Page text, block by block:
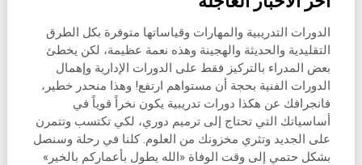
الدورات التدريبية والمهارات وقياساتها متوفرة بكل الطرق
التقليدية والحديثة والهجينة وهذه نعمة عظيمة، لكن يخطئ
بعض المدراء بالتركيز فقط على الدورات الإدارية وإهمال
الدورات الفنية بحجة أن مستواهم ارتفع! وهذا منحدر خطير،
فانجرافك عن هكذا دورات تدريبية يكون نخراً قوياً في
أساسياتك التي تحتاج إلى ترميم دوري، لكي تكتسب وتتمرن
على الجديد وتثري مخزونك من العلوم. كلنا في رحلة وسنصل
بشكل حتمي إلى وقت الوفاة «الله يطول بأعماركم بالخير»